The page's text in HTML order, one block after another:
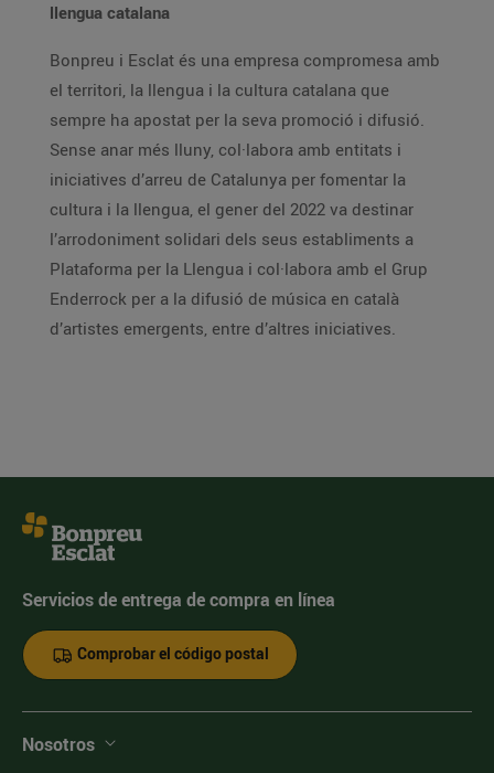
llengua catalana
Bonpreu i Esclat és una empresa compromesa amb
el territori, la llengua i la cultura catalana que
sempre ha apostat per la seva promoció i difusió.
Sense anar més lluny, col·labora amb entitats i
iniciatives d’arreu de Catalunya per fomentar la
cultura i la llengua, el gener del 2022 va destinar
l’arrodoniment solidari dels seus establiments a
Plataforma per la Llengua i col·labora amb el Grup
Enderrock per a la difusió de música en català
d’artistes emergents, entre d’altres iniciatives.
Servicios de entrega de compra en línea
Comprobar el código postal
Nosotros